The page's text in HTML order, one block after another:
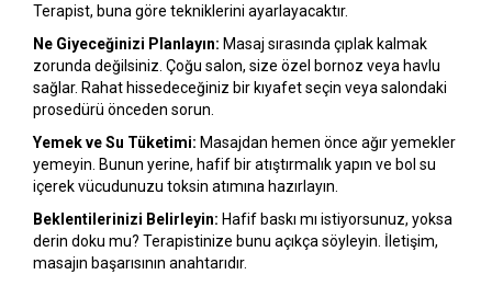
Terapist, buna göre tekniklerini ayarlayacaktır.
Ne Giyeceğinizi Planlayın: Masaj sırasında çıplak kalmak
zorunda değilsiniz. Çoğu salon, size özel bornoz veya havlu
sağlar. Rahat hissedeceğiniz bir kıyafet seçin veya salondaki
prosedürü önceden sorun.
Yemek ve Su Tüketimi: Masajdan hemen önce ağır yemekler
yemeyin. Bunun yerine, hafif bir atıştırmalık yapın ve bol su
içerek vücudunuzu toksin atımına hazırlayın.
Beklentilerinizi Belirleyin: Hafif baskı mı istiyorsunuz, yoksa
derin doku mu? Terapistinize bunu açıkça söyleyin. İletişim,
masajın başarısının anahtarıdır.